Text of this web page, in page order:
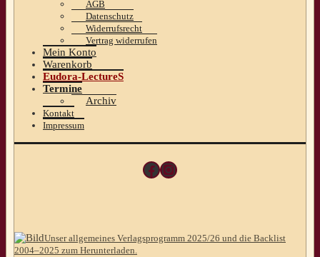
AGB
Datenschutz
Widerrufsrecht
Vertrag widerrufen
Mein Konto
Warenkorb
Eudora-LectureS
Termine
Archiv
Kontakt
Impressum
Facebook
Instagram
Unser allgemeines Verlagsprogramm 2025/26 und die Backlist
2004–2025 zum Herunterladen.